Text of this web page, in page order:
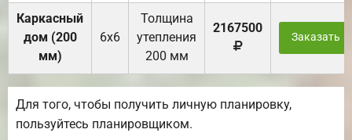
Каркасный
дом (200
мм)
6х6
Толщина
утепления
200 мм
2167500
Заказать
Для того, чтобы получить личную планировку,
пользуйтесь планировщиком.